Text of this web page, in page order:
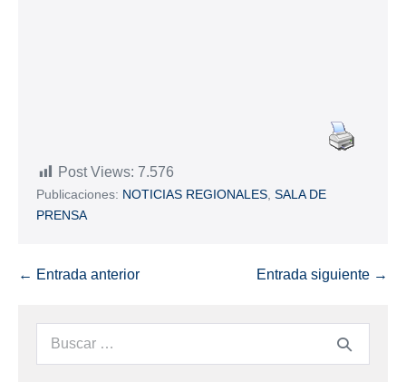
Post Views: 7.576
Publicaciones: NOTICIAS REGIONALES SALA DE
PRENSA
← Entrada anterior Entrada siguiente →